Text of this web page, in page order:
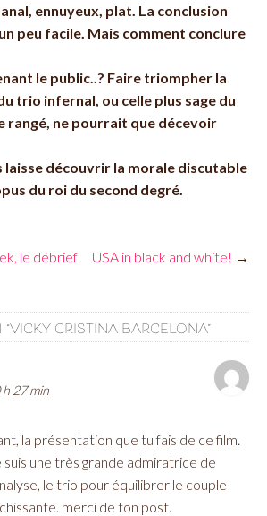
ennuyeux, plat. La conclusion
peu facile. Mais comment conclure
le public..? Faire triompher la
trio infernal, ou celle plus sage du
rangé, ne pourrait que décevoir
laisse découvrir la morale discutable
du roi du second degré.
USA in black and white! →
le débrief
VICKY CRISTINA BARCELONA”
27 min
la présentation que tu fais de ce film.
une très grande admiratrice de
le trio pour équilibrer le couple
merci de ton post.